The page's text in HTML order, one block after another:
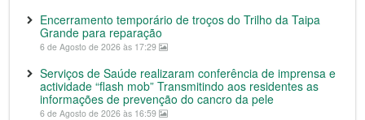
Encerramento temporário de troços do Trilho da Taipa
Grande para reparação
6 de Agosto de 2026 às 17:29
Serviços de Saúde realizaram conferência de imprensa e
actividade “flash mob” Transmitindo aos residentes as
informações de prevenção do cancro da pele
6 de Agosto de 2026 às 16:59